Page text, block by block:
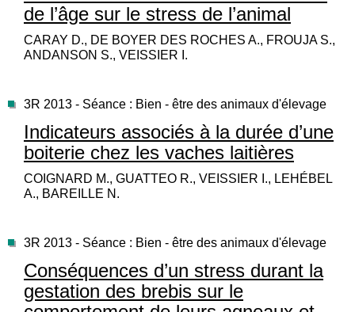
de l’âge sur le stress de l’animal
CARAY D., DE BOYER DES ROCHES A., FROUJA S.,
ANDANSON S., VEISSIER I.
3R 2013 - Séance : Bien - être des animaux d'élevage
Indicateurs associés à la durée d’une
boiterie chez les vaches laitières
COIGNARD M., GUATTEO R., VEISSIER I., LEHÉBEL
A., BAREILLE N.
3R 2013 - Séance : Bien - être des animaux d'élevage
Conséquences d’un stress durant la
gestation des brebis sur le